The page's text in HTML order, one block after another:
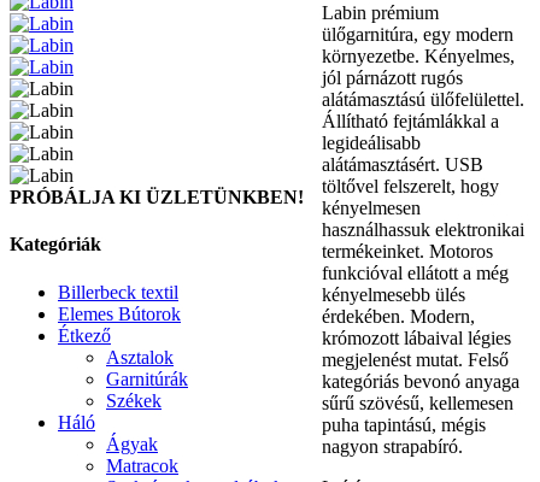
Labin prémium
ülőgarnitúra, egy modern
környezetbe. Kényelmes,
jól párnázott rugós
alátámasztású ülőfelülettel.
Állítható fejtámlákkal a
legideálisabb
alátámasztásért. USB
töltővel felszerelt, hogy
kényelmesen
használhassuk elektronikai
termékeinket. Motoros
funkcióval ellátott a még
kényelmesebb ülés
érdekében. Modern,
krómozott lábaival légies
megjelenést mutat. Felső
kategóriás bevonó anyaga
sűrű szövésű, kellemesen
puha tapintású, mégis
nagyon strapabíró.
PRÓBÁLJA KI ÜZLETÜNKBEN!
Kategóriák
Billerbeck textil
Elemes Bútorok
Étkező
Asztalok
Garnitúrák
Székek
Háló
Ágyak
Matracok